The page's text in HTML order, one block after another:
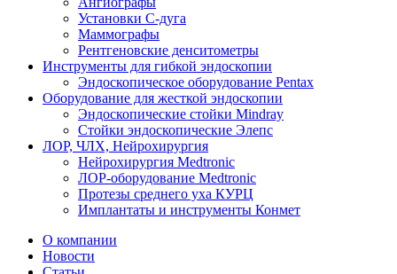
Установки С-дуга
Маммографы
Рентгеновские денситометры
Инструменты для гибкой эндоскопии
Эндоскопическое оборудование Pentax
Оборудование для жесткой эндоскопии
Эндоскопические стойки Mindray
Стойки эндоскопические Элепс
ЛОР, ЧЛХ, Нейрохирургия
Нейрохирургия Medtronic
ЛОР-оборудование Medtronic
Протезы среднего уха КУРЦ
Имплантаты и инструменты Конмет
О компании
Новости